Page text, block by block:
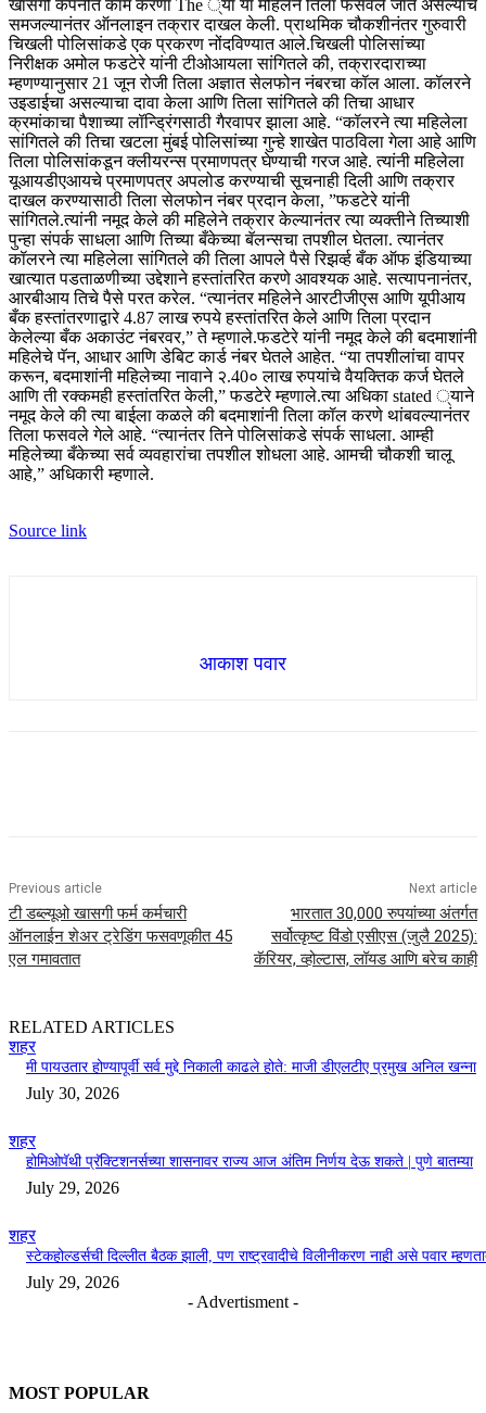
खासगी कंपनीत काम करणा The ्या या महिलेने तिला फसवले जात असल्याचे
समजल्यानंतर ऑनलाइन तक्रार दाखल केली. प्राथमिक चौकशीनंतर गुरुवारी
चिखली पोलिसांकडे एक प्रकरण नोंदविण्यात आले.चिखली पोलिसांच्या
निरीक्षक अमोल फडटेरे यांनी टीओआयला सांगितले की, तक्रारदाराच्या
म्हणण्यानुसार 21 जून रोजी तिला अज्ञात सेलफोन नंबरचा कॉल आला. कॉलरने
उइडाईचा असल्याचा दावा केला आणि तिला सांगितले की तिचा आधार
क्रमांकाचा पैशाच्या लॉन्ड्रिंगसाठी गैरवापर झाला आहे. “कॉलरने त्या महिलेला
सांगितले की तिचा खटला मुंबई पोलिसांच्या गुन्हे शाखेत पाठविला गेला आहे आणि
तिला पोलिसांकडून क्लीयरन्स प्रमाणपत्र घेण्याची गरज आहे. त्यांनी महिलेला
यूआयडीएआयचे प्रमाणपत्र अपलोड करण्याची सूचनाही दिली आणि तक्रार
दाखल करण्यासाठी तिला सेलफोन नंबर प्रदान केला, ”फडटेरे यांनी
सांगितले.त्यांनी नमूद केले की महिलेने तक्रार केल्यानंतर त्या व्यक्तीने तिच्याशी
पुन्हा संपर्क साधला आणि तिच्या बँकेच्या बॅलन्सचा तपशील घेतला. त्यानंतर
कॉलरने त्या महिलेला सांगितले की तिला आपले पैसे रिझर्व्ह बँक ऑफ इंडियाच्या
खात्यात पडताळणीच्या उद्देशाने हस्तांतरित करणे आवश्यक आहे.सत्यापनानंतर,
आरबीआय तिचे पैसे परत करेल. “त्यानंतर महिलेने आरटीजीएस आणि यूपीआय
बँक हस्तांतरणाद्वारे 4.87 लाख रुपये हस्तांतरित केले आणि तिला प्रदान
केलेल्या बँक अकाउंट नंबरवर,” ते म्हणाले.फडटेरे यांनी नमूद केले की बदमाशांनी
महिलेचे पॅन, आधार आणि डेबिट कार्ड नंबर घेतले आहेत. “या तपशीलांचा वापर
करून, बदमाशांनी महिलेच्या नावाने २.40० लाख रुपयांचे वैयक्तिक कर्ज घेतले
आणि ती रक्कमही हस्तांतरित केली,” फडटेरे म्हणाले.त्या अधिका stated ्याने
नमूद केले की त्या बाईला कळले की बदमाशांनी तिला कॉल करणे थांबवल्यानंतर
तिला फसवले गेले आहे. “त्यानंतर तिने पोलिसांकडे संपर्क साधला. आम्ही
महिलेच्या बँकेच्या सर्व व्यवहारांचा तपशील शोधला आहे. आमची चौकशी चालू
आहे,” अधिकारी म्हणाले.
Source link
आकाश पवार
Previous article
टी डब्ल्यूओ खासगी फर्म कर्मचारी
ऑनलाईन शेअर ट्रेडिंग फसवणूकीत 45
एल गमावतात
Next article
भारतात 30,000 रुपयांच्या अंतर्गत
सर्वोत्कृष्ट विंडो एसीएस (जुलै 2025):
कॅरियर, व्होल्टास, लॉयड आणि बरेच काही
RELATED ARTICLES
शहर
मी पायउतार होण्यापूर्वी सर्व मुद्दे निकाली काढले होते: माजी डीएलटीए प्रमुख अनिल खन्ना
July 30, 2026
शहर
होमिओपॅथी प्रॅक्टिशनर्सच्या शासनावर राज्य आज अंतिम निर्णय देऊ शकते | पुणे बातम्या
July 29, 2026
शहर
स्टेकहोल्डर्सची दिल्लीत बैठक झाली, पण राष्ट्रवादीचे विलीनीकरण नाही असे पवार
July 29, 2026
- Advertisment -
MOST POPULAR